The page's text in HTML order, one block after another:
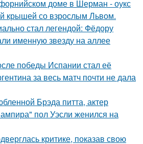
доме в Шерман - оукс
крышей со взрослым Львом.
стал легендой: Фёдору
именную звезду на аллее
победы Испании стал её
за весь матч почти не дала
Брэда питта, актер
пол Уэсли женился на
критике, показав свою